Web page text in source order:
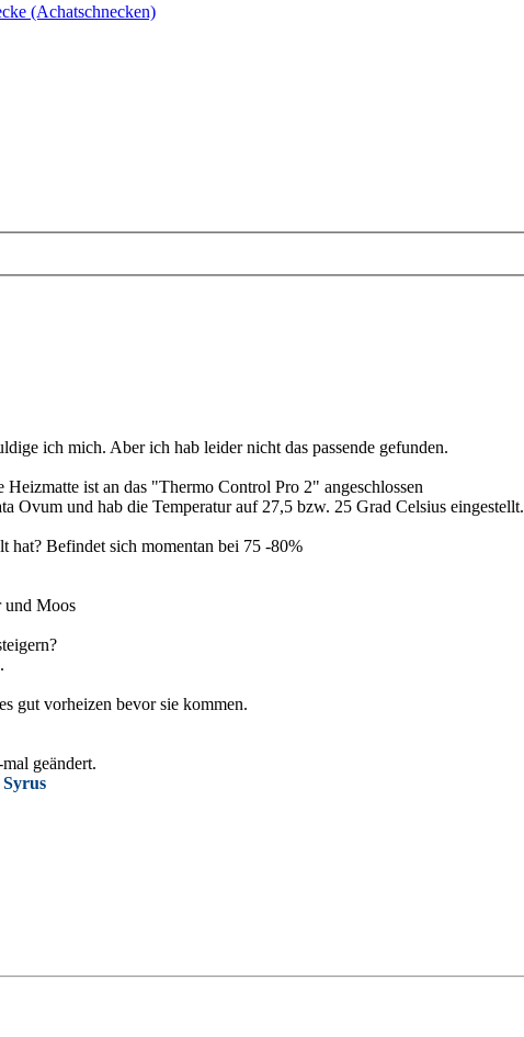
(Achatschnecken)
ich mich. Aber ich hab leider nicht das passende gefunden.
ist an das "Thermo Control Pro 2" angeschlossen
Ovum und hab die Temperatur auf 27,5 bzw. 25 Grad Celsius eingestellt.
hat? Befindet sich momentan bei 75 -80%
und Moos
gut vorheizen bevor sie kommen.
geändert.